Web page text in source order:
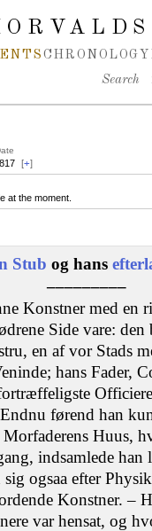
CHRONOLOGY
Search
[+]
at the moment.
Stub og hans
–––––––––
Konstner med
Side vare: den
en af vor Stads
hans Fader,
førend han
Huus,
indsamlede han
ogsaa efter
Konstner. –
var hensat, og